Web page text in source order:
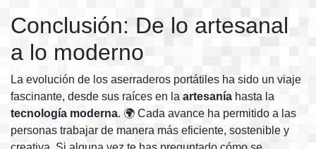
Conclusión: De lo artesanal
a lo moderno
La evolución de los aserraderos portátiles ha sido un viaje
fascinante, desde sus raíces en la artesanía hasta la
tecnología moderna. 🌍 Cada avance ha permitido a las
personas trabajar de manera más eficiente, sostenible y